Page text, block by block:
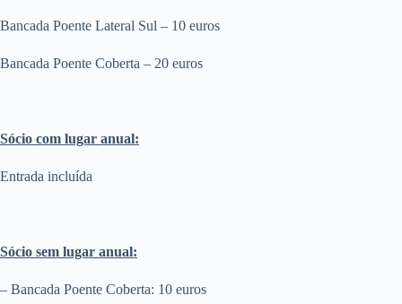
Bancada Poente Lateral Sul – 10 euros
Bancada Poente Coberta – 20 euros
Sócio com lugar anual:
Entrada incluída
Sócio sem lugar anual:
– Bancada Poente Coberta: 10 euros